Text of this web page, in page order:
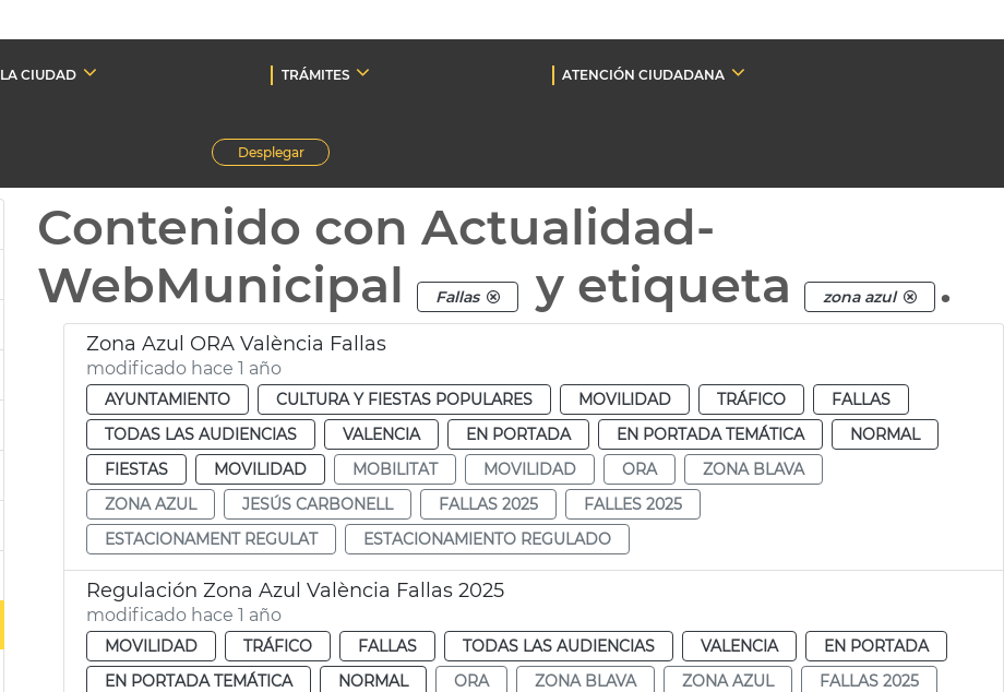
LA CIUDAD TRÁMITES
ATENCIÓN CIUDADANA
Desplegar
Contenido con Actualidad-
WebMunicipal
Fallas y etiqueta zona azul .
Zona Azul ORA València Fallas
modificado hace 1 año
AYUNTAMIENTO CULTURA Y FIESTAS POPULARES MOVILIDAD TRÁFICO
FALLAS
TODAS LAS AUDIENCIAS
VALENCIA EN PORTADA EN PORTADA TEMÁTICA
NORMAL
FIESTAS
MOVILIDAD MOBILITAT MOVILIDAD ORA
ZONA BLAVA
ZONA AZUL
JESÚS CARBONELL FALLAS 2025
FALLES 2025
ESTACIONAMENT REGULAT
ESTACIONAMIENTO REGULADO
Regulación Zona Azul València Fallas 2025
modificado hace 1 año
MOVILIDAD TRÁFICO FALLAS TODAS LAS AUDIENCIAS VALENCIA
EN PORTADA
EN PORTADA TEMÁTICA
NORMAL ORA ZONA BLAVA ZONA AZUL
FALLAS 2025